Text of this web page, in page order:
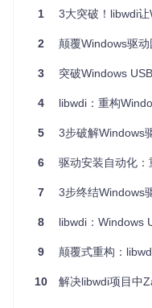
制"在权限粒度上存在本
攻克驱动自动化的
证书生命周期管理系统
libwdi的证书管理模块如
管理。这个过程类似餐
根CA"和"受信任发布者"
书（类似定期复核）。
wdi_create_inf 函数
社的签证服务：你只需
1 3大突破！libwdi让
2 颠覆Windows驱动困
3 突破Windows USB
4 libwdi：重构
5 3步破解Windows驱
6 驱动安装自动化
7 3步终结Windows驱动
8 libwdi：Windows
9 颠覆式重构：libwdi如何
10 解决libwdi项目中